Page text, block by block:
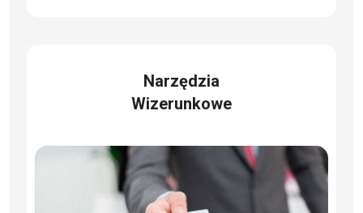
Narzędzia
Wizerunkowe